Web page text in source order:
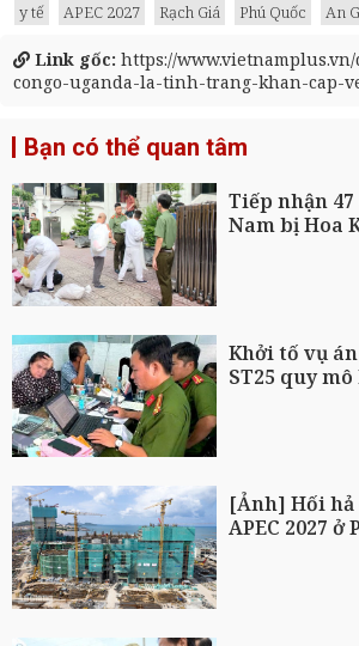
y tế
APEC 2027 Rạch Giá Phú Quốc An
Link gốc: https://
congo-uganda-la-tinh-trang-khan-cap-
Bạn có thể quan tâm
Tiếp nhận
Nam bị Hoa
Khởi tố vụ
ST25 quy
[Ảnh] Hối
APEC 2027 ở